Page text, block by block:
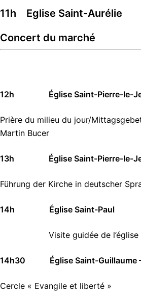
11h Eglise Saint-Aurélie
Concert du marché
12h Église Saint-Pierre-le-
Prière du milieu du jour/
Martin Bucer
13h Église Saint-Pierre-le-
Führung der Kirche in deutscher
14h Église Saint-Paul
Visite guidée de l’église
14h30 Église Saint-Guillaume
Cercle « Evangile et liberté »